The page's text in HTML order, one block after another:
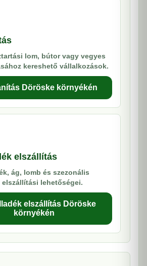
lom, bútor vagy vegyes
kereshető vállalkozások.
Döröske környékén
elszállítás
ág, lomb és szezonális
lehetőségei.
elszállítás Döröske
környékén